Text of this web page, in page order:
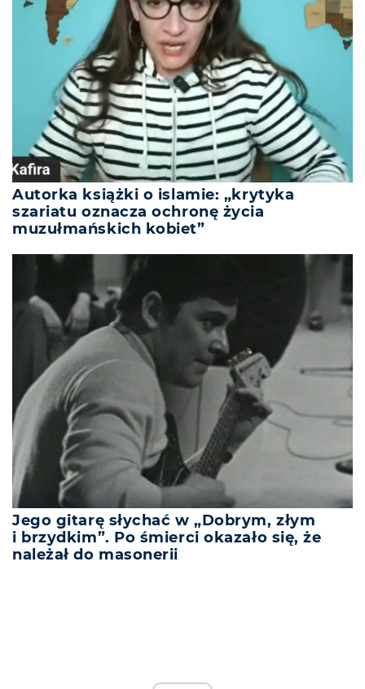
Autorka książki o islamie: „krytyka
szariatu oznacza ochronę życia
muzułmańskich kobiet”
Jego gitarę słychać w „Dobrym, złym
i brzydkim”. Po śmierci okazało się, że
należał do masonerii